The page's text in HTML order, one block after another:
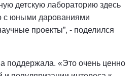
детскую лабораторию здесь
с юными дарованиями
проекты”, - поделился
поддержала. «Это очень ценно